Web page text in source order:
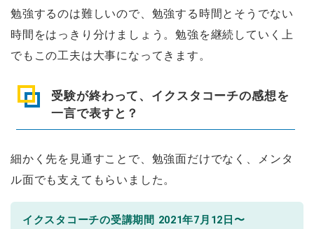
勉強するのは難しいので、勉強する時間とそうでない
時間をはっきり分けましょう。勉強を継続していく上
でもこの工夫は大事になってきます。
受験が終わって、イクスタコーチの感想を
一言で表すと？
細かく先を見通すことで、勉強面だけでなく、メンタ
ル面でも支えてもらいました。
イクスタコーチの受講期間 2021年7月12日〜